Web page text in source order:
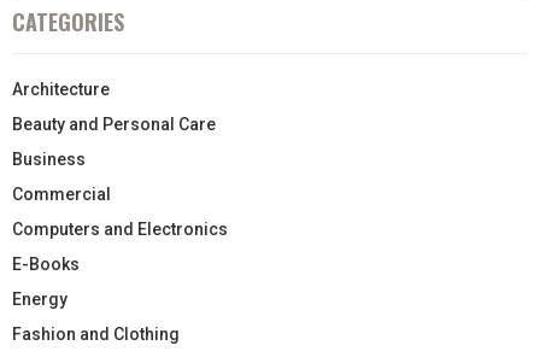
CATEGORIES
Architecture
Beauty and Personal Care
Business
Commercial
Computers and Electronics
E-Books
Energy
Fashion and Clothing